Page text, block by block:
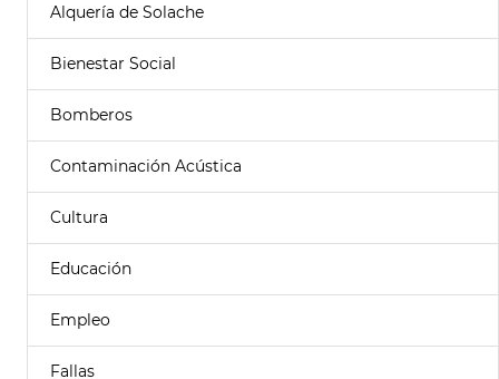
Alquería de Solache
Bienestar Social
Bomberos
Contaminación Acústica
Cultura
Educación
Empleo
Fallas